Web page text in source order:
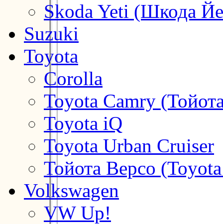
Skoda Yeti (Шкода
Suzuki
Toyota
Corolla
Toyota Camry
Toyota iQ
Toyota Urban Cruiser
Тойота Версо
Volkswagen
VW Up!